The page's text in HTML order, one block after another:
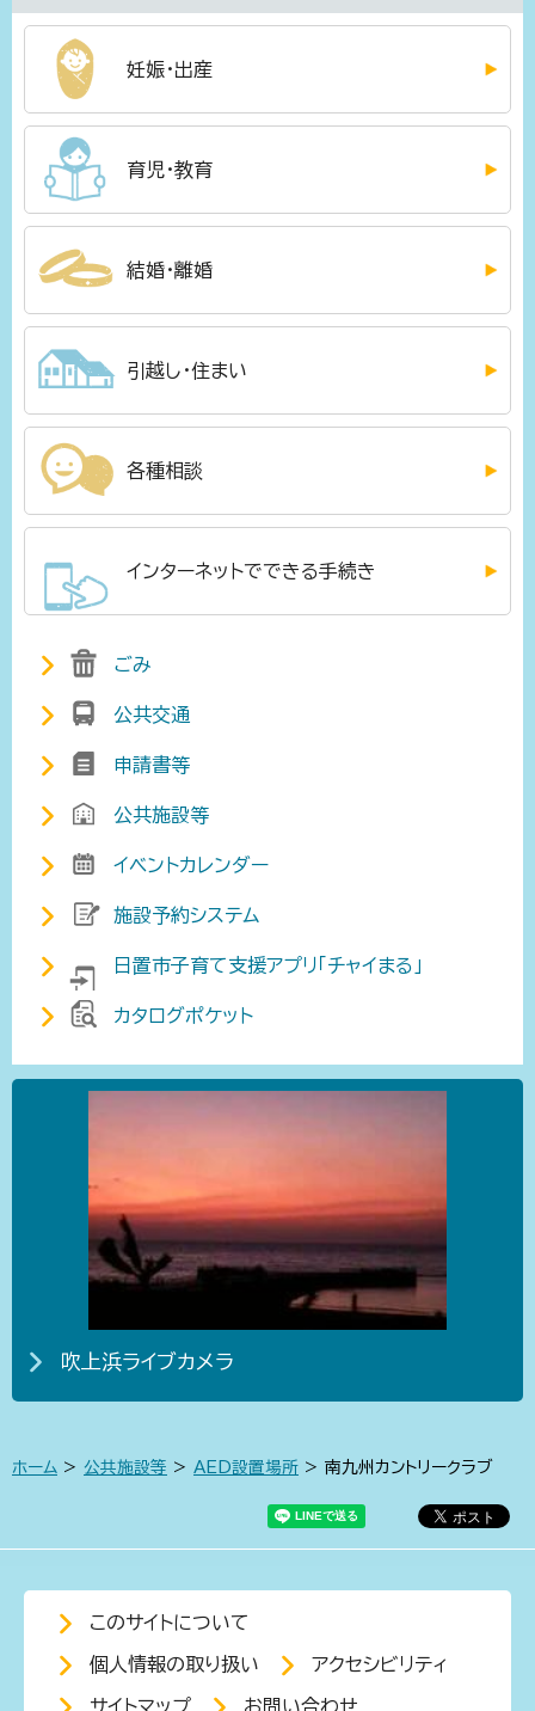
妊娠・出産
育児・教育
結婚・離婚
引越し・住まい
各種相談
インターネットでできる手続き
ごみ
公共交通
申請書等
公共施設等
イベントカレンダー
施設予約システム
日置市子育て支援アプリ「チャイまる」
カタログポケット
吹上浜ライブカメラ
ホーム > 公共施設等 > AED設置場所 > 南九州カントリークラブ
このサイトについて
個人情報の取り扱い アクセシビリティ
サイトマップ お問い合わせ